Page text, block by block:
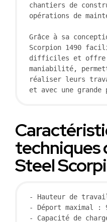
chantiers de
opérations de
Grâce à sa
Scorpion 1490
difficiles et offre
maniabilité,
réaliser leurs
et avec une grande
techniques
Steel
- Hauteur de
- Déport maximal :
- Capacité de